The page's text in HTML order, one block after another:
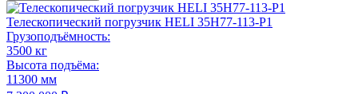
Телескопический погрузчик HELI 35H77-113-P1
Грузоподъёмность:
3500 кг
Высота подъёма:
11300 мм